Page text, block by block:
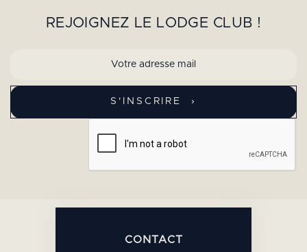
REJOIGNEZ LE LODGE CLUB !
CONTACT